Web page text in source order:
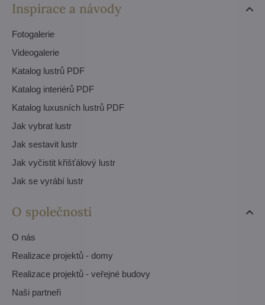
Inspirace a návody
Fotogalerie
Videogalerie
Katalog lustrů PDF
Katalog interiérů PDF
Katalog luxusních lustrů PDF
Jak vybrat lustr
Jak sestavit lustr
Jak vyčistit křišťálový lustr
Jak se vyrábí lustr
O společnosti
O nás
Realizace projektů - domy
Realizace projektů - veřejné budovy
Naši partneři